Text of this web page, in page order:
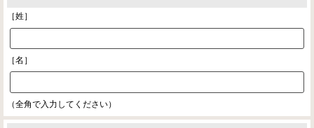
［姓］
［名］
（全角で入力してください）